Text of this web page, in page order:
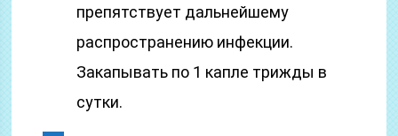
препятствует дальнейшему
распространению инфекции.
Закапывать по 1 капле трижды в
сутки.